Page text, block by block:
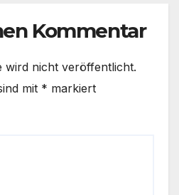
Kommentar
wird nicht veröffentlicht.
mit * markiert